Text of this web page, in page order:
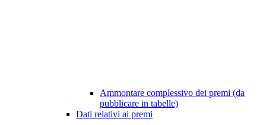
Ammontare complessivo dei premi (da
pubblicare in tabelle)
Dati relativi ai premi